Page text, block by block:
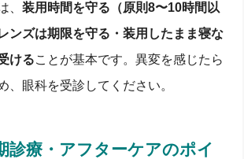
、装用時間を守る（原則8〜10時間以
ンズは期限を守る・装用したまま寝な
けることが基本です。異変を感じたら
、眼科を受診してください。
診療・アフターケアのポイ